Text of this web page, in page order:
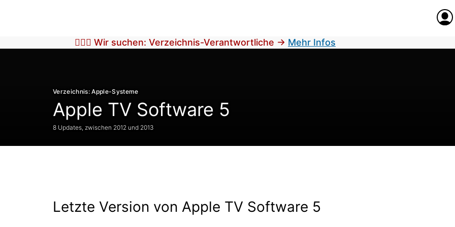
🕵🏼‍♀️ Wir suchen: Verzeichnis-Verantwortliche → Mehr Infos
Verzeichnis: Apple-Systeme
Apple TV Software 5
8 Updates, zwischen 2012 und 2013
Letzte Version von Apple TV Software 5